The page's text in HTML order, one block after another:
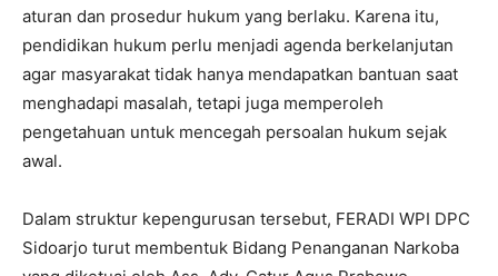
aturan dan prosedur hukum yang berlaku. Karena itu,
pendidikan hukum perlu menjadi agenda berkelanjutan
agar masyarakat tidak hanya mendapatkan bantuan saat
menghadapi masalah, tetapi juga memperoleh
pengetahuan untuk mencegah persoalan hukum sejak
awal.
Dalam struktur kepengurusan tersebut, FERADI WPI DPC
Sidoarjo turut membentuk Bidang Penanganan Narkoba